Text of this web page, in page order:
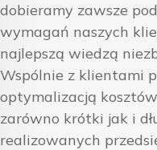
dobieramy zawsze
wymagań naszych
najlepszą wiedzą
Wspólnie z klientami
optymalizacją
zarówno krótki jak i
realizowanych